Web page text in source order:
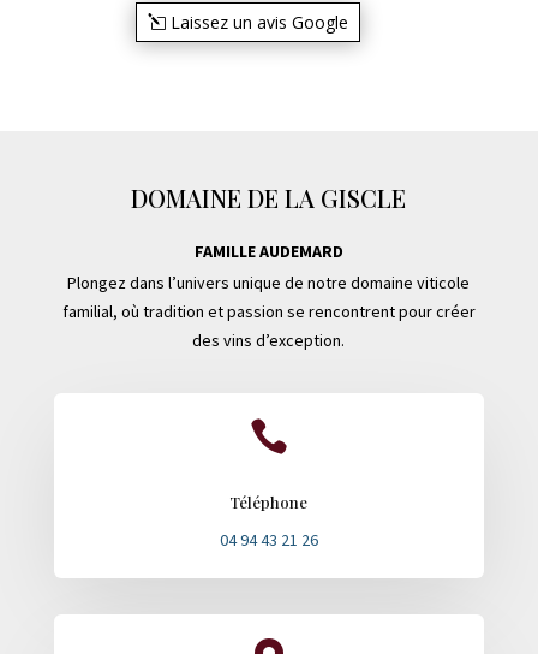
Laissez un avis Google
DOMAINE DE LA GISCLE
FAMILLE AUDEMARD
Plongez dans l’univers unique de notre domaine viticole
familial, où tradition et passion se rencontrent pour créer
des vins d’exception.

Téléphone
04 94 43 21 26